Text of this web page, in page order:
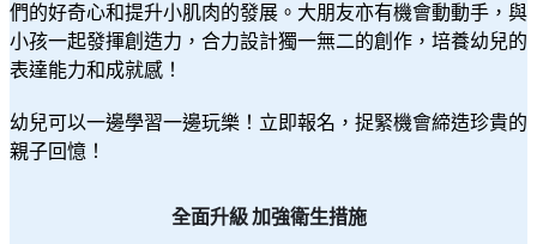
們的好奇心和提升小肌肉的發展。大朋友亦有機會動動手，與
小孩一起發揮創造力，合力設計獨一無二的創作，培養幼兒的
表達能力和成就感！
幼兒可以一邊學習一邊玩樂！立即報名，捉緊機會締造珍貴的
親子回憶！
全面升級 加強衛生措施